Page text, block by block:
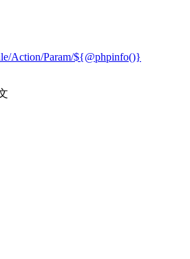
Action/Param/${@phpinfo()}